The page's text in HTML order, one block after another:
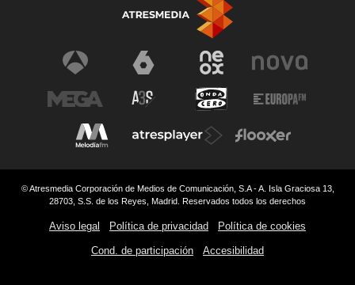
© Atresmedia Corporación de Medios de Comunicación, S.A - A. Isla Graciosa 13,
28703, S.S. de los Reyes, Madrid. Reservados todos los derechos
Aviso legal Política de privacidad Política de cookies
Cond. de participación Accesibilidad